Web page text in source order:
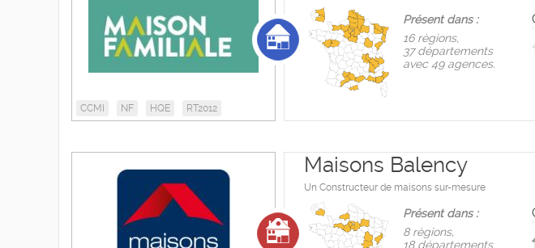
CCMI NF HQE RT2012
Présent dans :
16 règions,
37 départements
avec 49 agences.
Maisons Balency
Un Constructeur de maisons sur-mesure
Présent dans :
8 règions,
18 départements